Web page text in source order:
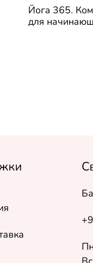
Йога 365.
для